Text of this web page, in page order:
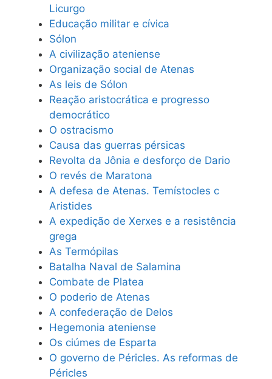
Licurgo
Educação militar e cívica
Sólon
A civilização ateniense
Organização social de Atenas
As leis de Sólon
Reação aristocrática e progresso
democrático
O ostracismo
Causa das guerras pérsicas
Revolta da Jônia e desforço de Dario
O revés de Maratona
A defesa de Atenas. Temístocles c
Aristides
A expedição de Xerxes e a resistência
grega
As Termópilas
Batalha Naval de Salamina
Combate de Platea
O poderio de Atenas
A confederação de Delos
Hegemonia ateniense
Os ciúmes de Esparta
O governo de Péricles. As reformas de
Péricles